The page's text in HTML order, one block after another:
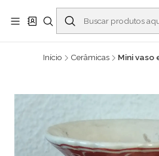
Buscantiguidades - Leilões. Colecionismo
Castelo -
Leia mais
Início Cerâmicas Mini vaso